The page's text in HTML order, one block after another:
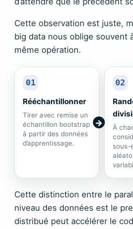
Cette observation est juste,
big data nous oblige souvent
même opération.
01
Rééchantillonner
Tirer avec remise un
échantillon bootstrap
à partir des données
d’apprentissage.
02
À
sous-
Cette distinction entre le
niveau des données est le
distribué peut accélérer le